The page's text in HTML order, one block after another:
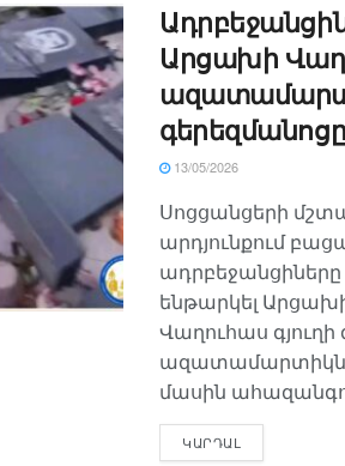
Արցախի
գերեզմանոցը
13/05/2026
Սոցցանցերի
արդյունքում
ենթարկել
Վաղուհաս գյուղի
մասին
ԿԱՐԴԱԼ